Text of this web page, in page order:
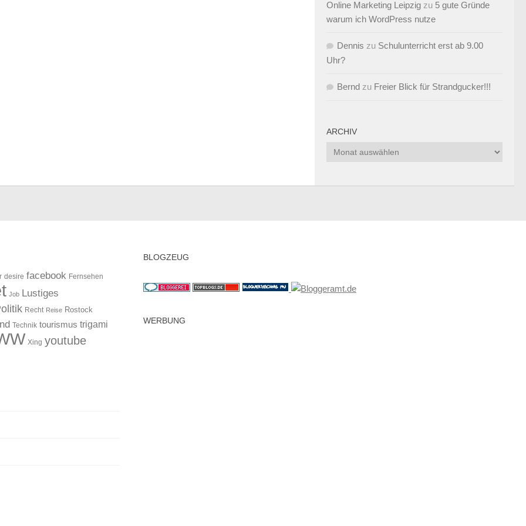
Online Marketing Leipzig zu 5 gute Gründe
warum ich WordPress nutze
Dennis zu Schulunterricht erst ab 9.00
Uhr?
Bernd zu Freier Blick für Strandgucker!!!
ARCHIV
Archiv
desire facebook Fernsehen
Job Lustiges
Recht Reise Rostock
Technik tourismus trigami
Xing youtube
BLOGZEUG
WERBUNG